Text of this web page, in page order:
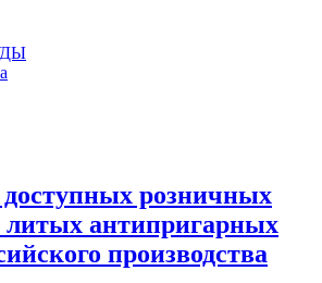
розничных
литых антипригарных
производства